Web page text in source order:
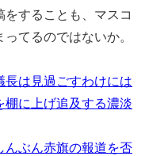
することも、マスコ
てるのではないか。
長は見過ごすわけには
棚に上げ追及する濃淡
ぶん赤旗の報道を否